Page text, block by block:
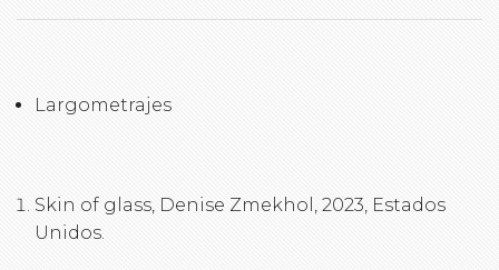
Largometrajes
Skin of glass, Denise Zmekhol, 2023, Estados
Unidos.